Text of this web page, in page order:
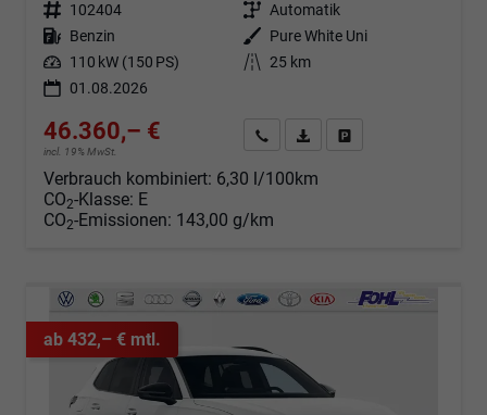
Fahrzeugnr. 102404 Getriebe Automatik
Kraftstoff Benzin Außenfarbe
Pure White Uni
Leistung 110 kW (150 PS) Kilometerstand 25 km
01.08.2026
46.360,– €
incl. 19% MwSt.
Angebot anfordern
Fahrzeugexpose (PDF)
Verbrauch kombiniert: 6,30 l/100km
CO2-Klasse: E
CO2-Emissionen: 143,00 g/km
ab 432,– € mtl.